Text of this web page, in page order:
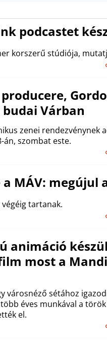
podcastet
korszerű stúdiója,
Várban
zenei rendezvénynek
án, szombat este.
MÁV: megújul
tartanak.
animáció
most a
városnéző sétához
éves munkával a
el.